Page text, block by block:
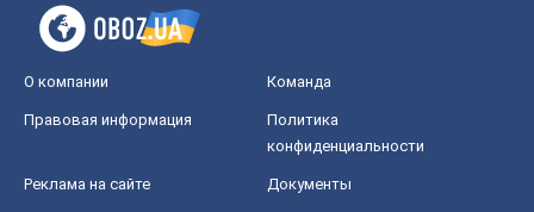
О компании Команда
Правовая информация
Политика
конфиденциальности
Реклама на сайте Документы